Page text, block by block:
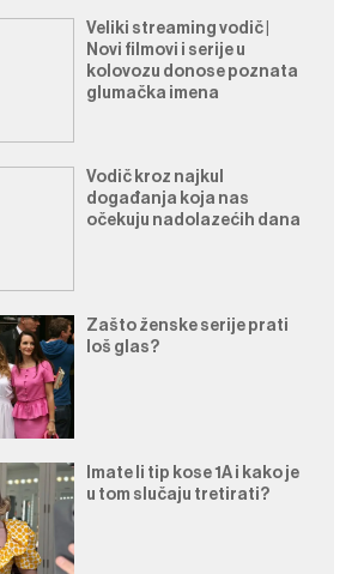
Veliki streaming vodič |
Novi filmovi i serije u
kolovozu donose poznata
glumačka imena
Vodič kroz najkul
događanja koja nas
očekuju nadolazećih dana
Zašto ženske serije prati
loš glas?
Imate li tip kose 1A i kako je
u tom slučaju tretirati?